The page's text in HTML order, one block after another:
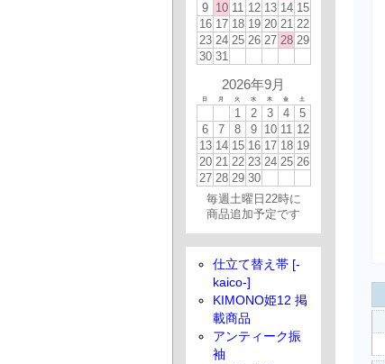
9 10 11 12 13 14 15
16 17 18 19 20 21 22
23 24 25 26 27 28 29
30 31
2026年9月
日 月 火 水 木 金 土
1 2 3 4
5
6
7 8 9 10 11 12
13 14 15 16 17 18 19
20 21 22 23 24 25 26
27 28 29 30
毎週土曜日22時に
商品追加予定です
仕立て替え帯 [-
kaico-]
KIMONO姫12 掲
載商品
アンティーク振
袖